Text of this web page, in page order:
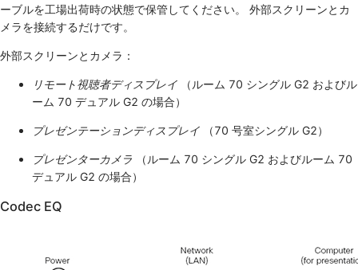
ーブルを工場出荷時の状態で保管してください。 外部スクリーンとカ
メラを接続するだけです。
外部スクリーンとカメラ：
リモート視聴者ディスプレイ （ルーム 70 シングル G2 およびル
ーム 70 デュアル G2 の場合）
プレゼンテーションディスプレイ （70 号室シングル G2）
プレゼンターカメラ （ルーム 70 シングル G2 およびルーム 70
デュアル G2 の場合）
Codec EQ